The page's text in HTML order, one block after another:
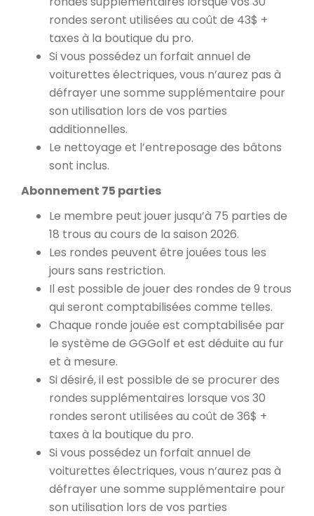
rondes seront utilisées au coût de 43$ +
taxes à la boutique du pro.
Si vous possédez un forfait annuel de
voiturettes électriques, vous n’aurez pas à
défrayer une somme supplémentaire pour
son utilisation lors de vos parties
additionnelles.
Le nettoyage et l’entreposage des bâtons
sont inclus.
Abonnement 75 parties
Le membre peut jouer jusqu’à 75 parties de
18 trous au cours de la saison 2026.
Les rondes peuvent être jouées tous les
jours sans restriction.
Il est possible de jouer des rondes de 9 trous
qui seront comptabilisées comme telles.
Chaque ronde jouée est comptabilisée par
le système de GGGolf et est déduite au fur
et à mesure.
Si désiré, il est possible de se procurer des
rondes supplémentaires lorsque vos 30
rondes seront utilisées au coût de 36$ +
taxes à la boutique du pro.
Si vous possédez un forfait annuel de
voiturettes électriques, vous n’aurez pas à
défrayer une somme supplémentaire pour
son utilisation lors de vos parties